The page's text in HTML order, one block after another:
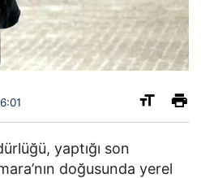
, yaptığı son
doğusunda yerel